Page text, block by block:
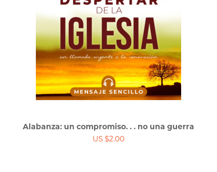
Alabanza: un compromiso. . . no una guerra
US $2.00